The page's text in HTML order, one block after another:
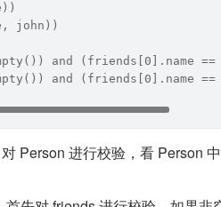
john))
and (friends[0].name ==
and (friends[0].name ==
Person 进行校验，看 Person